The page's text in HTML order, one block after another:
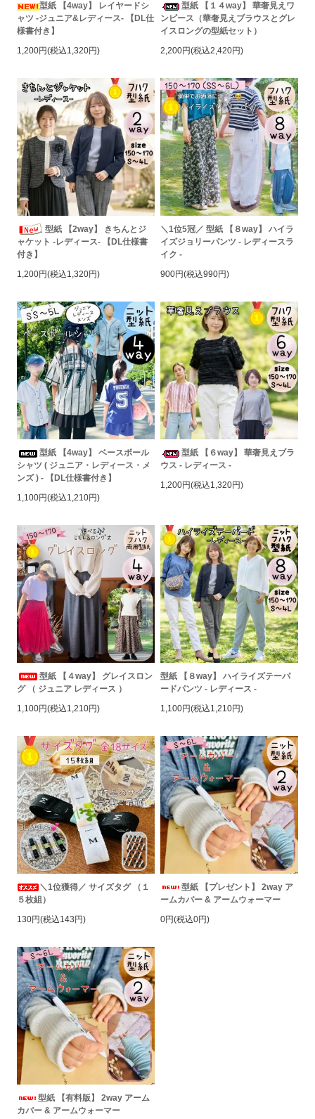
型紙 【4way】 レイヤードシ
ャツ -ジュニア&レディース- 【DL仕
様書付き】
1,200円(税込1,320円)
型紙 【１４way】 華奢見えワ
ンピース（華奢見えブラウスとグレ
イスロングの型紙セット）
2,200円(税込2,420円)
型紙 【2way】 きちんとジ
ャケット -レディース- 【DL仕様書
付き】
1,200円(税込1,320円)
＼1位5冠／ 型紙 【８way】 ハイラ
イズジョリーパンツ - レディースラ
イク -
900円(税込990円)
型紙 【4way】 ベースボール
シャツ ( ジュニア・レディース・メ
ンズ ) - 【DL仕様書付き】
1,100円(税込1,210円)
型紙 【６way】 華奢見えブラ
ウス - レディース -
1,200円(税込1,320円)
型紙 【４way】 グレイスロン
グ （ ジュニア レディース ）
1,100円(税込1,210円)
型紙 【８way】 ハイライズテーパ
ードパンツ - レディース -
1,100円(税込1,210円)
＼1位獲得／ サイズタグ （１
５枚組）
130円(税込143円)
型紙 【プレゼント】 2way ア
ームカバー & アームウォーマー
0円(税込0円)
型紙 【有料版】 2way アーム
カバー & アームウォーマー